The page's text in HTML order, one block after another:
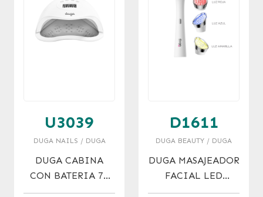
U3039
DUGA NAILS / DUGA
DUGA CABINA
CON BATERIA 75
WATTS.
D1611
DUGA BEAUTY / DUGA
DUGA MASAJEADOR
FACIAL LED
REVITALIZANTE